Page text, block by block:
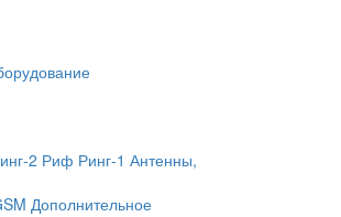
2 Риф Ринг-1 Антенны,
Дополнительное